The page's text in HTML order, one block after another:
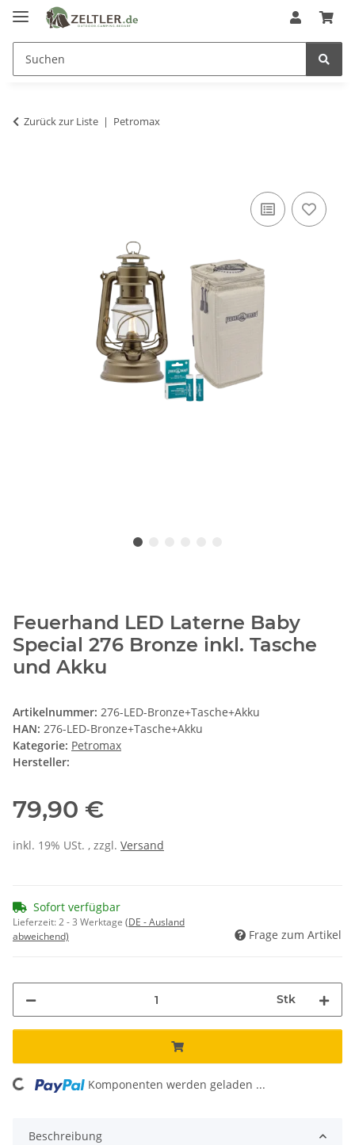
Zurück zur Liste Petromax
Feuerhand LED Laterne Baby
Special 276 Bronze inkl. Tasche
und Akku
Artikelnummer: 276-LED-Bronze+Tasche+Akku
HAN: 276-LED-Bronze+Tasche+Akku
Kategorie: Petromax
Hersteller:
79,90 €
inkl. 19% USt. , zzgl. Versand
Sofort verfügbar
Lieferzeit:2 - 3 Werktage (DE - Ausland
abweichend)
Frage zum Artikel
Stk
Komponenten werden geladen ...
Beschreibung